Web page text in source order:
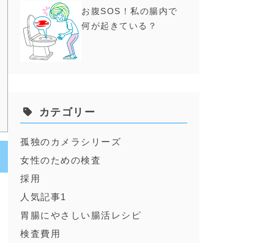
お腹SOS！私の腸内で
何が起きている？
カテゴリー
孤独のカメラシリーズ
女性のための検査
採用
人気記事1
胃腸にやさしい腸活レシピ
検査費用